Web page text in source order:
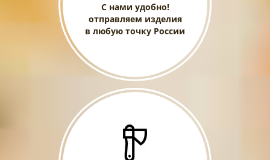
С нами удобно!
отправляем изделия
в любую точку России